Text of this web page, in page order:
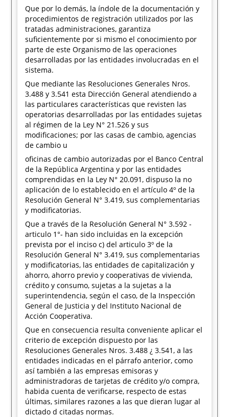
Que por lo demás, la índole de la documentación y
procedimientos de registración utilizados por las
tratadas administraciones, garantiza
suficientemente por si mismo el conocimiento por
parte de este Organismo de las operaciones
desarrolladas por las entidades involucradas en el
sistema.
Que mediante las Resoluciones Generales Nros.
3.488 y 3.541 esta Dirección General atendiendo a
las particulares características que revisten las
operatorias desarrolladas por las entidades sujetas
al régimen de la Ley N° 21.526 y sus
modificaciones; por las casas de cambio, agencias
de cambio u
oficinas de cambio autorizadas por el Banco Central
de la República Argentina y por las entidades
comprendidas en la Ley N° 20.091, dispuso la no
aplicación de lo establecido en el artículo 4º de la
Resolución General N° 3.419, sus complementarias
y modificatorias.
Que a través de la Resolución General N° 3.592 -
articulo 1°- han sido incluidas en la excepción
prevista por el inciso c) del articulo 3º de la
Resolución General N° 3.419, sus complementarias
y modificatorias, las entidades de capitalización y
ahorro, ahorro previo y cooperativas de vivienda,
crédito y consumo, sujetas a la sujetas a la
superintendencia, según el caso, de la Inspección
General de Justicia y del Instituto Nacional de
Acción Cooperativa.
Que en consecuencia resulta conveniente aplicar el
criterio de excepción dispuesto por las
Resoluciones Generales Nros. 3.488 ¿ 3.541, a las
entidades indicadas en el párrafo anterior, como
así también a las empresas emisoras y
administradoras de tarjetas de crédito y/o compra,
habida cuenta de verificarse, respecto de estas
últimas, similares razones a las que dieran lugar al
dictado d citadas normas.